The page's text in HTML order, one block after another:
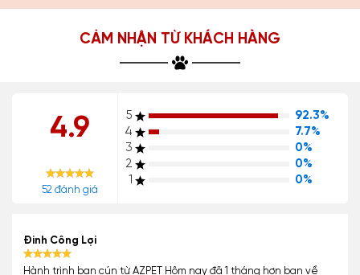
CẢM NHẬN TỪ KHÁCH HÀNG
4.9
52 đánh giá
5
92.3%
4
7.7%
3
0%
2
0%
1
0%
Đinh Công Lợi
Hành trình bạn cún từ AZPET Hôm nay đã 1 tháng hơn bạn về